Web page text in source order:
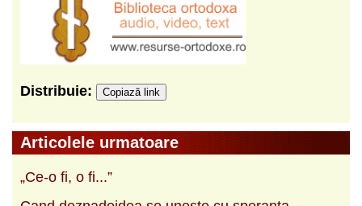
Distribuie: Copiază link
Articolele urmatoare
„Ce-o fi, o fi...”